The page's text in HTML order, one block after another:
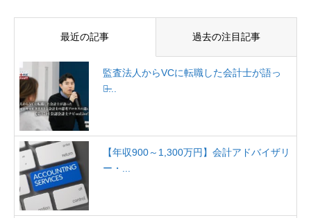
最近の記事 過去の注目記事
監査法人からVCに転職した会計士が語っ
た̶...
【年収900～1,300万円】会計アドバイザリ
ー・...